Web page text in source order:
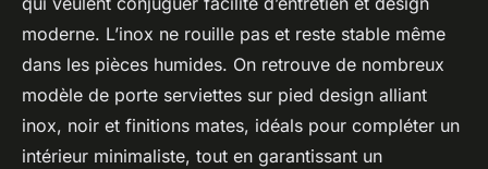
moderne. L’inox ne rouille pas et reste stable même
dans les pièces humides. On retrouve de nombreux
modèle de porte serviettes sur pied design alliant
inox, noir et finitions mates, idéals pour compléter un
intérieur minimaliste, tout en garantissant un